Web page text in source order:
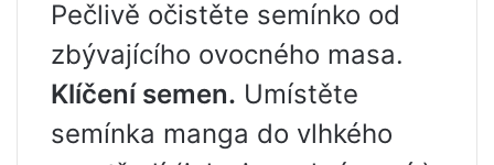
Pečlivě očistěte semínko od
zbývajícího ovocného masa.
Klíčení semen. Umístěte
semínka manga do vlhkého